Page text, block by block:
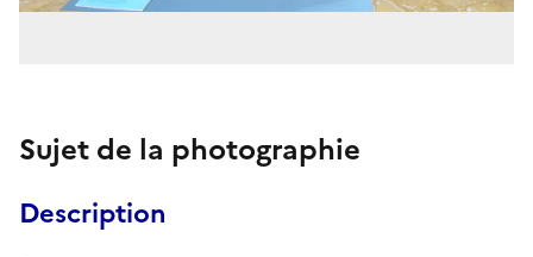
Sujet de la photographie
Description